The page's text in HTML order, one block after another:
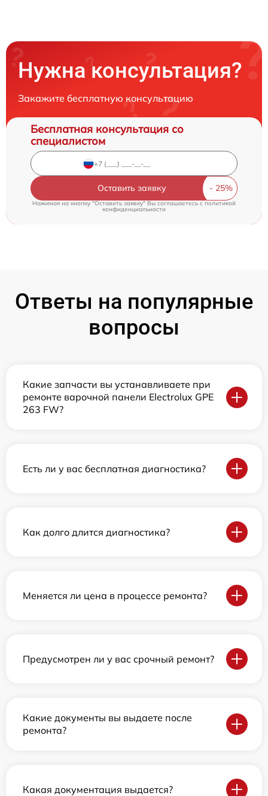
Нужна консультация?
Закажите бесплатную консультацию
Бесплатная консультация со
специалистом
Оставить заявку
Нажимая на кнопку "Оставить заявку" Вы соглашаетесь c политикой
конфиденциальности
Ответы на популярные
вопросы
Какие запчасти вы устанавливаете при
ремонте варочной панели Electrolux GPE
263 FW?
Есть ли у вас бесплатная диагностика?
Как долго длится диагностика?
Меняется ли цена в процессе ремонта?
Предусмотрен ли у вас срочный ремонт?
Какие документы вы выдаете после
ремонта?
Какая документация выдается?